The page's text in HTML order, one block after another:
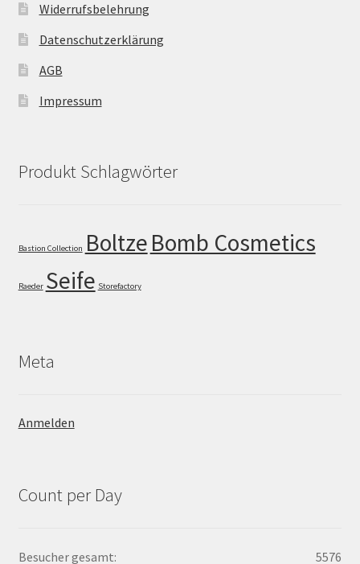
Widerrufsbelehrung
Datenschutzerklärung
AGB
Impressum
Produkt Schlagwörter
Bastion Collection BoltzeBomb Cosmetics
Raeder Seife Storefactory
Meta
Anmelden
Count per Day
5576
Besucher gesamt: